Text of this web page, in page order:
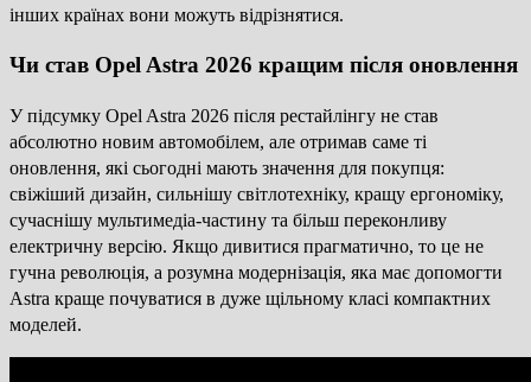
інших країнах вони можуть відрізнятися.
Чи став Opel Astra 2026 кращим після оновлення
У підсумку Opel Astra 2026 після рестайлінгу не став
абсолютно новим автомобілем, але отримав саме ті
оновлення, які сьогодні мають значення для покупця:
свіжіший дизайн, сильнішу світлотехніку, кращу ергономіку,
сучаснішу мультимедіа-частину та більш переконливу
електричну версію. Якщо дивитися прагматично, то це не
гучна революція, а розумна модернізація, яка має допомогти
Astra краще почуватися в дуже щільному класі компактних
моделей.